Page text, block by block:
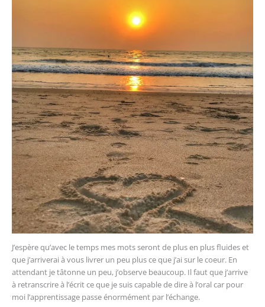
J’espère qu’avec le temps mes mots seront de plus en plus fluides et
que j’arriverai à vous livrer un peu plus ce que j’ai sur le coeur. En
attendant je tâtonne un peu, j’observe beaucoup. Il faut que j’arrive
à retranscrire à l’écrit ce que je suis capable de dire à l’oral car pour
moi l’apprentissage passe énormément par l’échange.